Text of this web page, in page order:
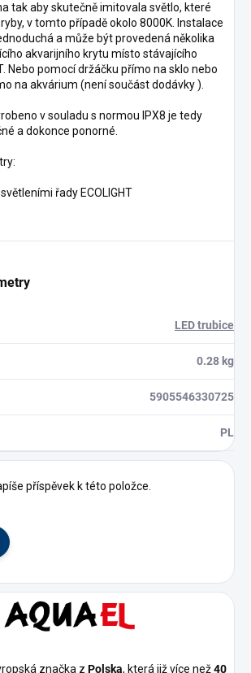
tak aby skutečně imitovala světlo, které
v tomto případě okolo 8000K. Instalace
a může být provedená několika
akvarijního krytu místo stávajícího
Nebo pomocí držáčku přímo na sklo nebo
na akvárium (není součást dodávky ).
v souladu s normou IPX8 je tedy
a dokonce ponorné.
řady ECOLIGHT
LED trubice
0.28 kg
5905546330725
PL
příspěvek k této položce.
značka z Polska, která již více než40